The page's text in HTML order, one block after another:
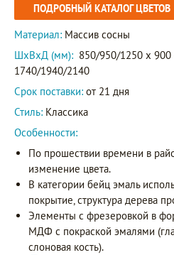
ПОДРОБНЫЙ КАТАЛОГ ЦВЕТОВ
Материал: Массив сосны
ШxВxД (мм): 850/950/1250 x 900
1740/1940/2140
Срок поставки: от 21 дня
Стиль: Классика
Особенности:
По прошествии времени в
изменение цвета.
В категории бейц эмаль
покрытие, структура дерева
Элементы с фрезеровкой в
МДФ с покраской эмалями
слоновая кость).